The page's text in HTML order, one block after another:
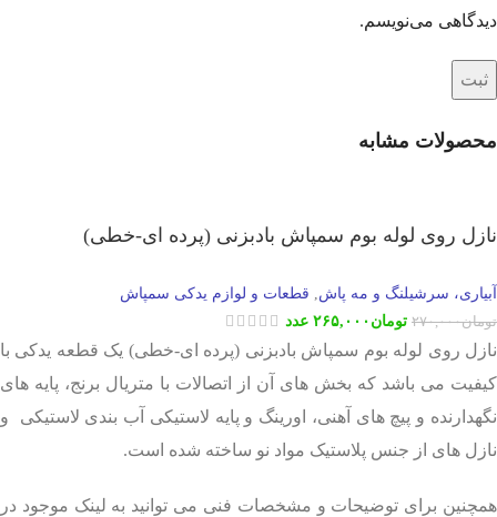
دیدگاهی می‌نویسم.
محصولات مشابه
نازل روی لوله بوم سمپاش بادبزنی (پرده ای-خطی)
آبیاری، سرشیلنگ و مه پاش قطعات و لوازم یدکی سمپاش
تومان۲۷۰,۰۰۰ تومان ۲۶۵,۰۰۰ عدد
نازل روی لوله بوم سمپاش بادبزنی (پرده ای-خطی) یک قطعه یدکی با
کیفیت می باشد که بخش های آن از اتصالات با متریال برنج، پایه های
نگهدارنده و پیچ های آهنی، اورینگ و پایه لاستیکی آب بندی لاستیکی و
نازل های از جنس پلاستیک مواد نو ساخته شده است.
همچنین برای توضیحات و مشخصات فنی می توانید به لینک موجود در